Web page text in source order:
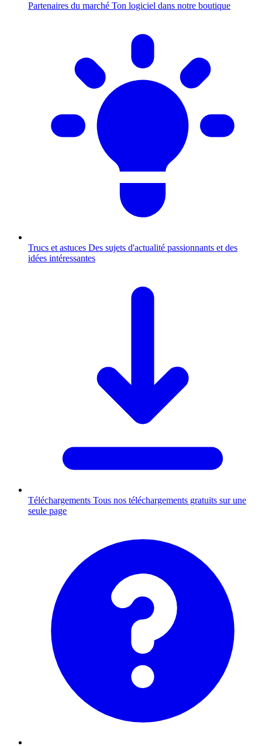
Partenaires du marché Ton logiciel dans notre boutique
Trucs et astuces Des sujets d'actualité passionnants et des
idées intéressantes
Téléchargements Tous nos téléchargements gratuits sur une
seule page